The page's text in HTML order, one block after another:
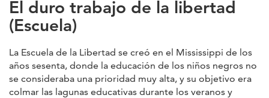
El duro trabajo de la libertad
(Escuela)
La Escuela de la Libertad se creó en el Mississippi de los
años sesenta, donde la educación de los niños negros no
se consideraba una prioridad muy alta, y su objetivo era
colmar las lagunas educativas durante los veranos y